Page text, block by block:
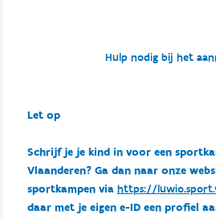
Hulp nodig bij het
Let op
Schrijf je je kind in voor een
Vlaanderen? Ga dan naar onze
sportkampen via https://
daar met je eigen e-ID een profiel